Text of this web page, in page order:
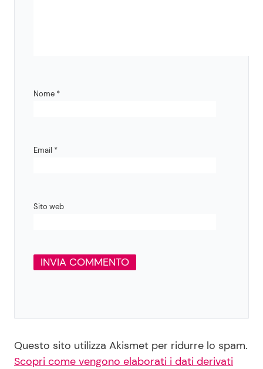
Nome *
Email *
Sito web
Questo sito utilizza Akismet per ridurre lo spam.
Scopri come vengono elaborati i dati derivati